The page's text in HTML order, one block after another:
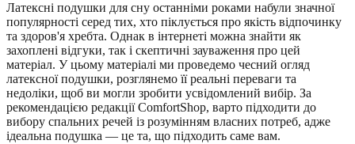
Латексні подушки для сну останніми роками набули значної
популярності серед тих, хто піклується про якість відпочинку
та здоров'я хребта. Однак в інтернеті можна знайти як
захоплені відгуки, так і скептичні зауваження про цей
матеріал. У цьому матеріалі ми проведемо чесний огляд
латексної подушки, розглянемо її реальні переваги та
недоліки, щоб ви могли зробити усвідомлений вибір. За
рекомендацією редакції ComfortShop, варто підходити до
вибору спальних речей із розумінням власних потреб, адже
ідеальна подушка — це та, що підходить саме вам.